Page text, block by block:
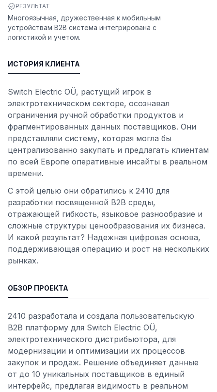
РЕЗУЛЬТАТ
Многоязычная, дружественная к мобильным
устройствам B2B система интегрирована с
логистикой и учетом.
ИСТОРИЯ КЛИЕНТА
Switch Electric OÜ, растущий игрок в
электротехническом секторе, осознавал
ограничения ручной обработки продуктов и
фрагментированных данных поставщиков. Они
представляли систему, которая могла бы
централизованно закупать и предлагать клиентам
по всей Европе оперативные инсайты в реальном
времени.
С этой целью они обратились к 2410 для
разработки посвященной B2B среды,
отражающей гибкость, языковое разнообразие и
сложные структуры ценообразования их бизнеса.
И какой результат? Надежная цифровая основа,
поддерживающая операцию и рост на нескольких
рынках.
ОБЗОР ПРОЕКТА
2410 разработала и создала пользовательскую
B2B платформу для Switch Electric OÜ,
электротехнического дистрибьютора, для
модернизации и оптимизации их процессов
закупок и продаж. Решение объединяет данные
от до 10 уникальных поставщиков в единый
интерфейс, предлагая видимость в реальном